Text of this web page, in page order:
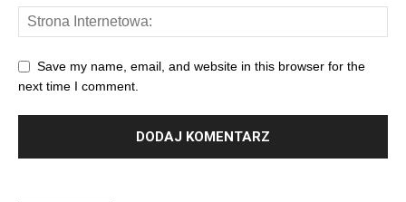
Save my name, email, and website in this browser for the
next time I comment.